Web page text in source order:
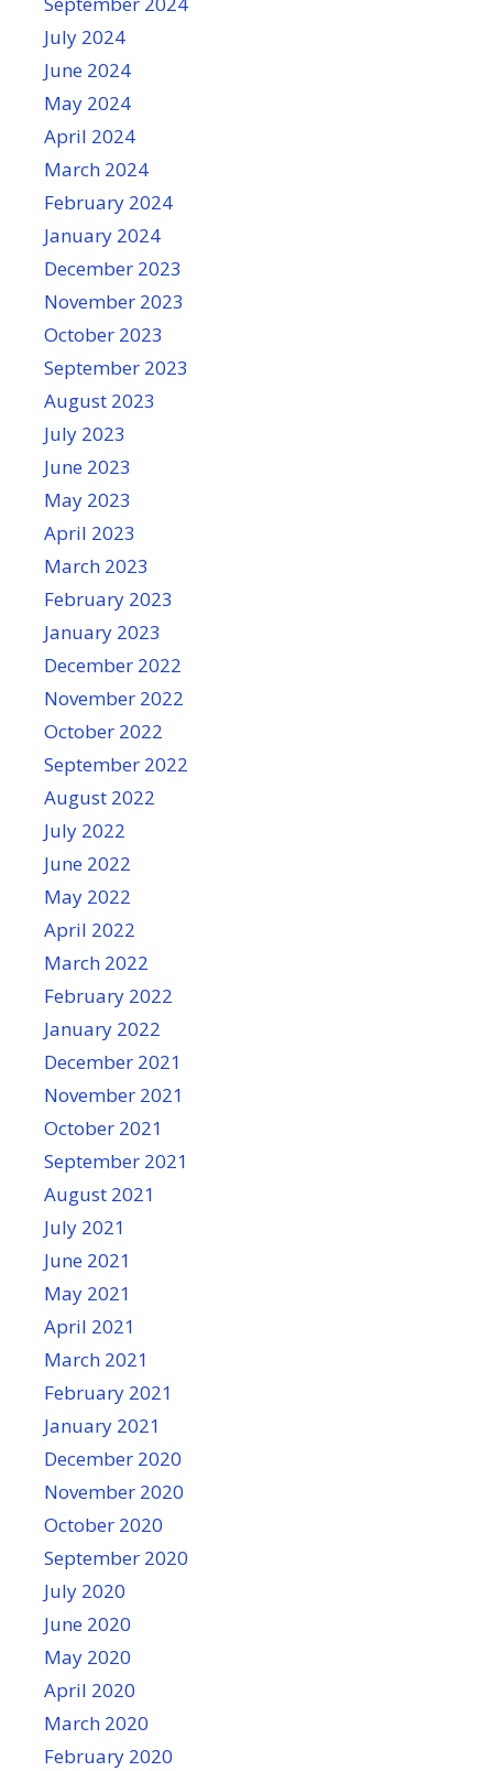
July 2024
June 2024
May 2024
April 2024
March 2024
February 2024
January 2024
December 2023
November 2023
October 2023
September 2023
August 2023
July 2023
June 2023
May 2023
April 2023
March 2023
February 2023
January 2023
December 2022
November 2022
October 2022
September 2022
August 2022
July 2022
June 2022
May 2022
April 2022
March 2022
February 2022
January 2022
December 2021
November 2021
October 2021
September 2021
August 2021
July 2021
June 2021
May 2021
April 2021
March 2021
February 2021
January 2021
December 2020
November 2020
October 2020
September 2020
July 2020
June 2020
May 2020
April 2020
March 2020
February 2020